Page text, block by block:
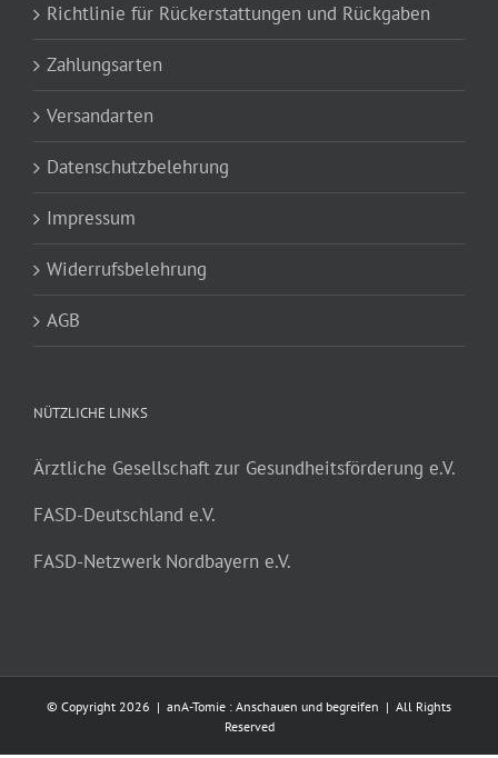
Richtlinie für Rückerstattungen und Rückgaben
Zahlungsarten
Versandarten
Datenschutzbelehrung
Impressum
Widerrufsbelehrung
AGB
NÜTZLICHE LINKS
Ärztliche Gesellschaft zur Gesundheitsförderung e.V.
FASD-Deutschland e.V.
FASD-Netzwerk Nordbayern e.V.
© Copyright 2026 | anA-Tomie : Anschauen und begreifen | All Rights
Reserved